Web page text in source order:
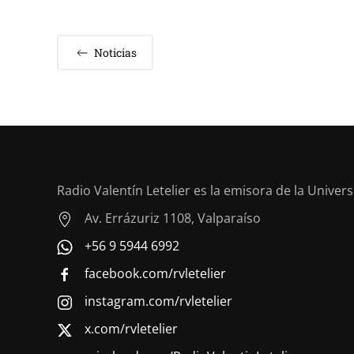
Noticias
Radio Valentín Letelier es la emisora de la
Av. Errázuriz 1108, Valparaíso
+56 9 5944 6992
facebook.com/rvletelier
instagram.com/rvletelier
x.com/rvletelier